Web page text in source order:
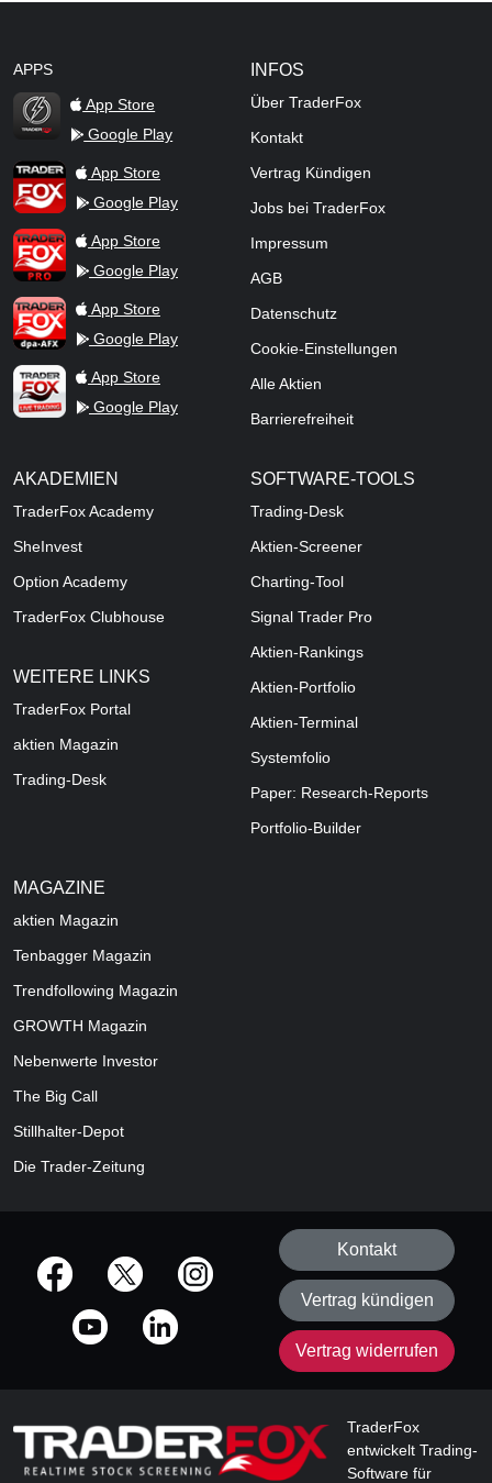
APPS
TraderFox Flash
App Store
Google Play
TraderFox AppApp Store
Google Play
TraderFox ProApp Store
Google Play
TraderFox dpa-AFX ProFeed
App Store
Google Play
TraderFox Live Trading
App Store
Google Play
INFOS
Über TraderFox
Kontakt
Vertrag Kündigen
Jobs bei TraderFox
Impressum
AGB
Datenschutz
Cookie-Einstellungen
Alle Aktien
Barrierefreiheit
AKADEMIEN
TraderFox Academy
SheInvest
Option Academy
TraderFox Clubhouse
WEITERE LINKS
TraderFox Portal
aktien Magazin
Trading-Desk
SOFTWARE-TOOLS
Trading-Desk
Aktien-Screener
Charting-Tool
Signal Trader Pro
Aktien-Rankings
Aktien-Portfolio
Aktien-Terminal
Systemfolio
Paper: Research-Reports
Portfolio-Builder
MAGAZINE
aktien Magazin
Tenbagger Magazin
Trendfollowing Magazin
GROWTH Magazin
Nebenwerte Investor
The Big Call
Stillhalter-Depot
Die Trader-Zeitung
offizielle Social Media-Accounts
Kontakt
Vertrag kündigen
Vertrag widerrufen
TraderFox
entwickelt Trading-
Software für